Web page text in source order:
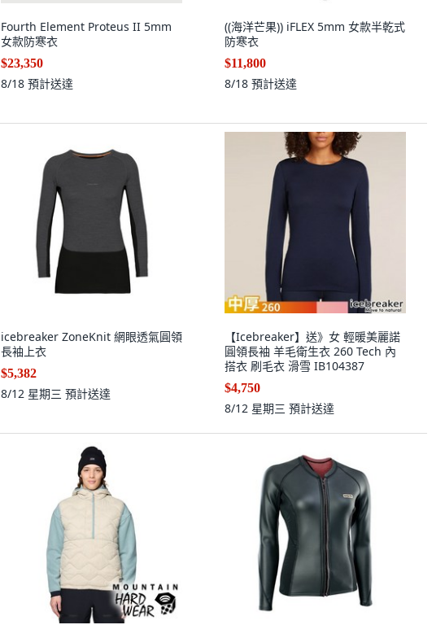
Fourth Element Proteus II 5mm
女款防寒衣
$23,350
8/18 預計送達
((海洋芒果)) iFLEX 5mm 女款半乾式
防寒衣
$11,800
8/18 預計送達
icebreaker ZoneKnit 網眼透氣圓領
長袖上衣
$5,382
8/12 星期三 預計送達
【Icebreaker】送》女 輕暖美麗諾
圓領長袖 羊毛衛生衣 260 Tech 內
搭衣 刷毛衣 滑雪 IB104387
$4,750
8/12 星期三 預計送達